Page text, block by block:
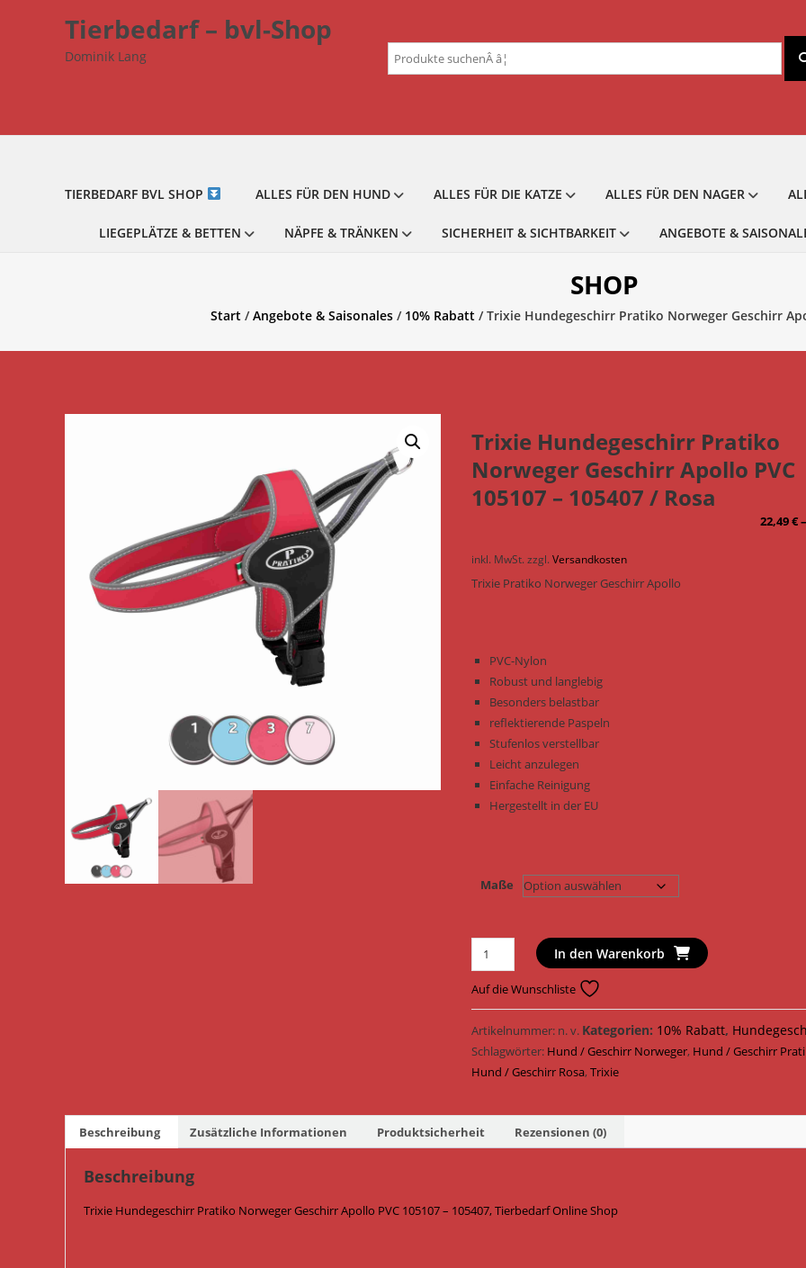
Tierbedarf – bvl-Shop
Dominik Lang
Suchen
nach:
TIERBEDARF BVL SHOP ALLES FÜR DEN HUND ALLES FÜR DIE KATZE ALLES FÜR DEN NAGER
LIEGEPLÄTZE & BETTEN NÄPFE & TRÄNKEN SICHERHEIT & SICHTBARKEIT ANGEBOTE &
SHOP
Start /Angebote & Saisonales / 10% Rabatt / Trixie Hundegeschirr Pratiko Norweger Geschirr
Trixie Hundegeschirr Pratiko
Norweger Geschirr Apollo PVC
105107 – 105407 / Rosa
22,49€
inkl. MwSt. zzgl.Versandkosten
Trixie Pratiko Norweger Geschirr Apollo
PVC-Nylon
Robust und langlebig
Besonders belastbar
reflektierende Paspeln
Stufenlos verstellbar
Leicht anzulegen
Einfache Reinigung
Hergestellt in der EU
Maße
Trixie
Hundegeschirr
Pratiko
Norweger
Geschirr
Apollo
PVC
-
105407
/
In den Warenkorb
Auf die Wunschliste
Artikelnummer: n. v. Kategorien: 10% Rabatt,
Schlagwörter: Hund / Geschirr Norweger, Hund / Geschirr
Hund / Geschirr Rosa,Trixie
Beschreibung Zusätzliche Informationen Produktsicherheit Rezensionen (0)
Beschreibung
Trixie Hundegeschirr Pratiko Norweger Geschirr Apollo PVC 105107 – 105407, Tierbedarf Online Shop